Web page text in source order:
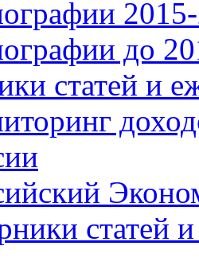
2015-
до
статей и
статей